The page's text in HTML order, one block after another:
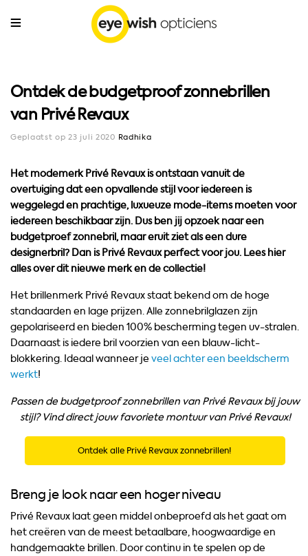
Ontdek de budgetproof zonnebrillen
van Privé Revaux
Geplaatst op 23 juli 2020 Radhika
Het modemerk Privé Revaux is ontstaan vanuit de
overtuiging dat een opvallende stijl voor iedereen is
weggelegd en prachtige, luxueuze mode-items moeten voor
iedereen beschikbaar zijn. Dus ben jij opzoek naar een
budgetproef zonnebril, maar eruit ziet als een dure
designerbril? Dan is Privé Revaux perfect voor jou. Lees hier
alles over dit nieuwe merk en de collectie!
Het brillenmerk Privé Revaux staat bekend om de hoge
standaarden en lage prijzen. Alle zonnebrilglazen zijn
gepolariseerd en bieden 100% bescherming tegen uv-stralen.
Daarnaast is iedere bril voorzien van een blauw-licht-
blokkering. Ideaal wanneer je veel achter een beeldscherm
werkt!
Passen de budgetproof zonnebrillen van Privé Revaux bij jouw
stijl? Vind direct jouw favoriete montuur van Privé Revaux!
Ontdek alle Privé Revaux zonnebrillen!
Breng je look naar een hoger niveau
Privé Revaux laat geen middel onbeproefd als het gaat om
het creëren van de meest betaalbare, hoogwaardige en
handgemaakte brillen. Door continu in te spelen op de